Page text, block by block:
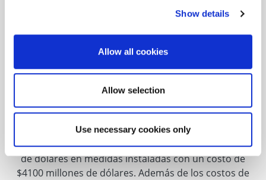
Show details
Allow all cookies
Allow selection
Use necessary cookies only
programas de EmPOWER pueden ayudarle a reducir
su consumo de energía y le ahorran dinero.Conozca
sobre EmPOWER Maryland.
El cargo de EmPOWER Maryland financia programas
que pueden ayudarle a reducir su consumo de
así como también le ayudan a ahorrar dinero. Desde
el comienzo del programa EmPOWER Maryland en
2008, los programas han ahorrado $14,500 millones
de dólares en medidas instaladas con un costo de
$4100 millones de dólares. Además de los costos de